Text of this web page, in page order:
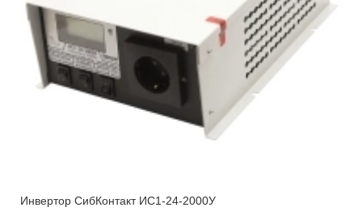
Инвертор СибКонтакт ИС1-24-2000У